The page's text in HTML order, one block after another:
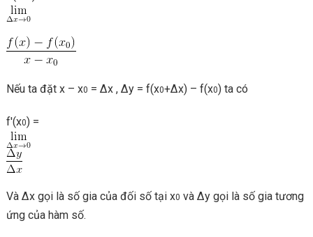
Nếu ta đặt x – x0 = ∆x , ∆y = f(x0+∆x) – f(x0) ta có
f'(x0) =
Và ∆x gọi là số gia của đối số tại x0 và ∆y gọi là số gia tương
ứng của hàm số.